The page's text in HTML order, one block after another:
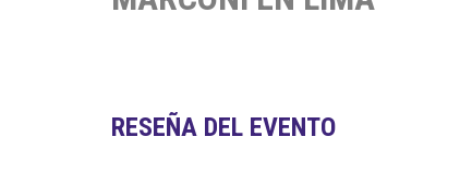
RESEÑA DEL EVENTO